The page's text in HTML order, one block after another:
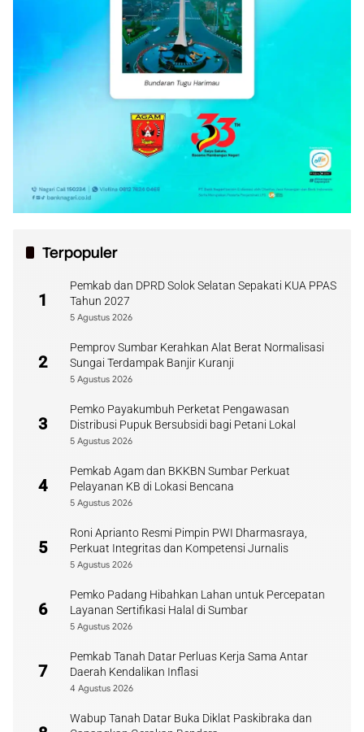
Terpopuler
1
Pemkab dan DPRD Solok Selatan Sepakati KUA PPAS
Tahun 2027
5 Agustus 2026
2
Pemprov Sumbar Kerahkan Alat Berat Normalisasi
Sungai Terdampak Banjir Kuranji
5 Agustus 2026
3
Pemko Payakumbuh Perketat Pengawasan
Distribusi Pupuk Bersubsidi bagi Petani Lokal
5 Agustus 2026
4
Pemkab Agam dan BKKBN Sumbar Perkuat
Pelayanan KB di Lokasi Bencana
5 Agustus 2026
5
Roni Aprianto Resmi Pimpin PWI Dharmasraya,
Perkuat Integritas dan Kompetensi Jurnalis
5 Agustus 2026
6
Pemko Padang Hibahkan Lahan untuk Percepatan
Layanan Sertifikasi Halal di Sumbar
5 Agustus 2026
7
Pemkab Tanah Datar Perluas Kerja Sama Antar
Daerah Kendalikan Inflasi
4 Agustus 2026
Wabup Tanah Datar Buka Diklat Paskibraka dan